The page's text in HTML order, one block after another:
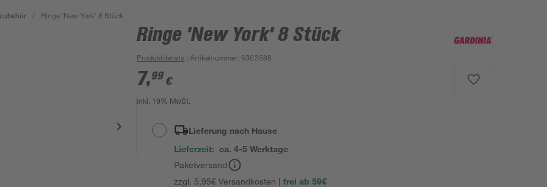
/ Ringe 'New York' 8 Stück
Ringe 'New York' 8 Stück
Produktdetails | Artikelnummer:6363588
7,99 €
inkl. 19% MwSt.
Lieferung nach Hause
Lieferzeit: ca. 4-5 Werktage
Paketversand
zzgl. 5,95€ Versandkosten | frei ab 59€